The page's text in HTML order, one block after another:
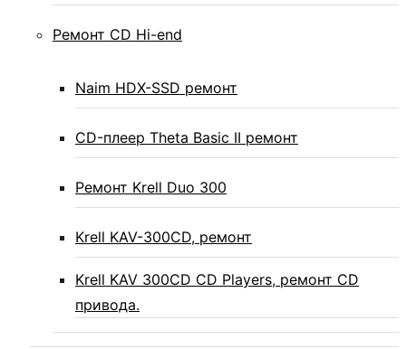
Ремонт CD Hi-end
Naim HDX-SSD ремонт
CD-плеер Theta Basic II ремонт
Ремонт Krell Duo 300
Krell KAV-300CD, ремонт
Krell KAV 300CD CD Players, ремонт CD
привода.